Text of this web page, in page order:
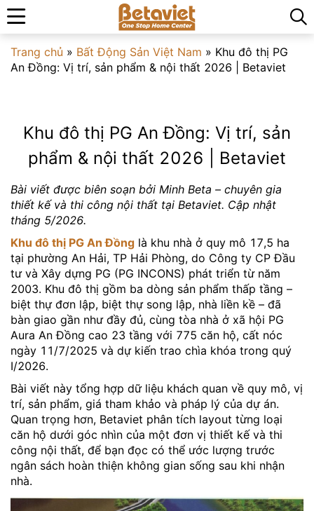
Trang chủ » Bất Động Sản Việt Nam » Khu đô thị PG
An Đồng: Vị trí, sản phẩm & nội thất 2026 | Betaviet
Khu đô thị PG An Đồng: Vị trí, sản
phẩm & nội thất 2026 | Betaviet
Bài viết được biên soạn bởi Minh Beta – chuyên gia
thiết kế và thi công nội thất tại Betaviet. Cập nhật
tháng 5/2026.
Khu đô thị PG An Đồng là khu nhà ở quy mô 17,5 ha
tại phường An Hải, TP Hải Phòng, do Công ty CP Đầu
tư và Xây dựng PG (PG INCONS) phát triển từ năm
2003. Khu đô thị gồm ba dòng sản phẩm thấp tầng –
biệt thự đơn lập, biệt thự song lập, nhà liền kề – đã
bàn giao gần như đầy đủ, cùng tòa nhà ở xã hội PG
Aura An Đồng cao 23 tầng với 775 căn hộ, cất nóc
ngày 11/7/2025 và dự kiến trao chìa khóa trong quý
I/2026.
Bài viết này tổng hợp dữ liệu khách quan về quy mô, vị
trí, sản phẩm, giá tham khảo và pháp lý của dự án.
Quan trọng hơn, Betaviet phân tích layout từng loại
căn hộ dưới góc nhìn của một đơn vị thiết kế và thi
công nội thất, để bạn đọc có thể ước lượng trước
ngân sách hoàn thiện không gian sống sau khi nhận
nhà.